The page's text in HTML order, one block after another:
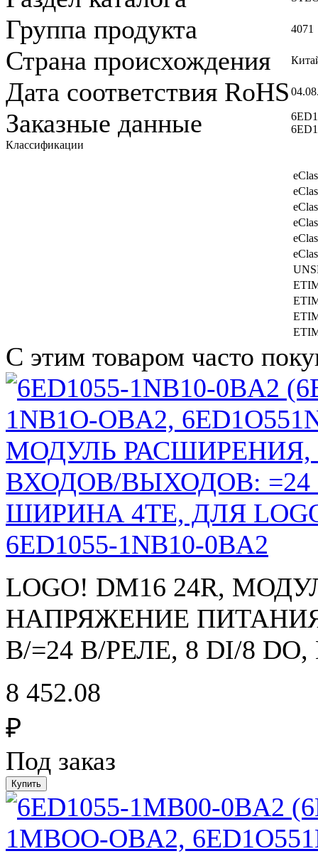
Группа продукта 4071
Страна происхождения
Дата соответствия RoHS
Заказные данные
Классификации
С этим товаром часто
6ED1055-1NB10-0BA2
LOGO! DM16 24R,
НАПРЯЖЕНИЕ
В/=24 В/РЕЛЕ, 8 DI/8
8 452.08
₽
Под заказ